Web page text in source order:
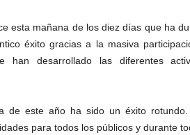
esta mañana de los diez días que ha
éxito gracias a la masiva
desarrollado las diferentes
de este año ha sido un éxito
para todos los públicos y durante